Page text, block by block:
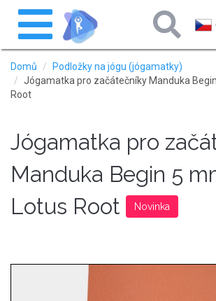
Přejít
hlavnímu
obsahu
Toggle
navigation
Domů
Podložky na jógu (jógamatky)
Jógamatka pro začátečníky Manduka
Root
Jógamatka pro
Manduka Begin 5
Lotus Root
Novinka